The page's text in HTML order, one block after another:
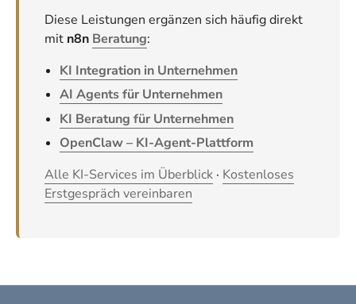
Diese Leistungen ergänzen sich häufig direkt
mit n8n Beratung:
KI Integration in Unternehmen
AI Agents für Unternehmen
KI Beratung für Unternehmen
OpenClaw – KI-Agent-Plattform
Alle KI-Services im Überblick · Kostenloses
Erstgespräch vereinbaren